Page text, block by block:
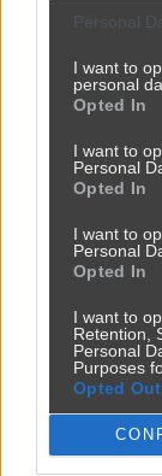
Personal
I want to
personal
Opted In
I want to
Personal
Opted In
I want to
Personal
Opted In
I want to
Retention,
Personal
Purposes
Opted Out
3011 10